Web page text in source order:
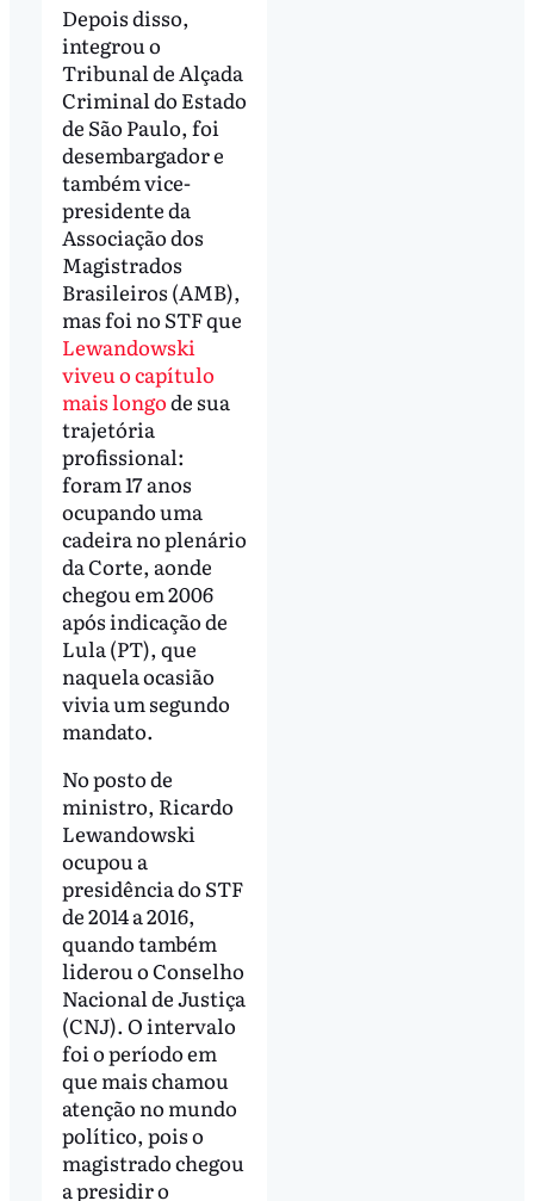
Depois disso,
integrou o
Tribunal de Alçada
Criminal do Estado
de São Paulo, foi
desembargador e
também vice-
presidente da
Associação dos
Magistrados
Brasileiros (AMB),
mas foi no STF que
Lewandowski
viveu o capítulo
mais longode sua
trajetória
profissional:
foram 17 anos
ocupando uma
cadeira no plenário
da Corte, aonde
chegou em 2006
após indicação de
Lula (PT), que
naquela ocasião
vivia um segundo
mandato.
No posto de
ministro, Ricardo
Lewandowski
ocupou a
presidência do STF
de 2014 a 2016,
quando também
liderou o Conselho
Nacional de Justiça
(CNJ). O intervalo
foi o período em
que mais chamou
atenção no mundo
político, pois o
magistrado chegou
a presidir o